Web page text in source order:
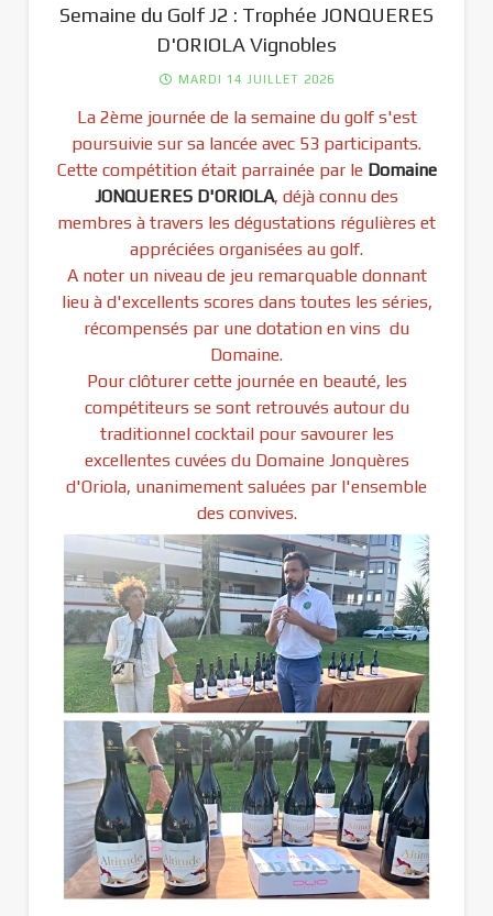
Semaine du Golf J2 : Trophée JONQUERES
D'ORIOLA Vignobles
MARDI 14 JUILLET 2026
La 2ème journée de la semaine du golf s'est
poursuivie sur sa lancée avec 53 participants.
Cette compétition était parrainée par le Domaine
JONQUERES D'ORIOLA, déjà connu des
membres à travers les dégustations régulières et
appréciées organisées au golf.
A noter un niveau de jeu remarquable donnant
lieu à d'excellents scores dans toutes les séries,
récompensés par une dotation en vins du
Domaine.
Pour clôturer cette journée en beauté, les
compétiteurs se sont retrouvés autour du
traditionnel cocktail pour savourer les
excellentes cuvées du Domaine Jonquères
d'Oriola, unanimement saluées par l'ensemble
des convives.